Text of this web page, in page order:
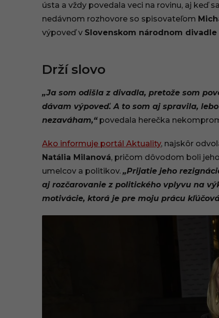
0
2
9
0
ústa a vždy povedala veci na rovinu, aj keď
nedávnom rozhovore so spisovateľom
výpoveď v Slovenskom národnom divadle
Drží slovo
„Ja som odišla z divadla, pretože som
dávam výpoveď. A to som aj spravila,
nezaváham,“povedala herečka
Ako informuje portál Aktuality, najskôr
Natália Milanová, pričom dôvodom boli
umelcov a politikov. „Prijatie jeho
aj rozčarovanie z politického vplyvu na
motivácie, ktorá je pre moju prácu